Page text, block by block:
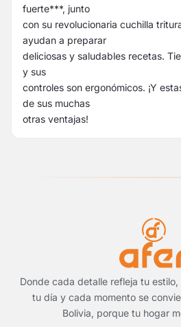
fuerte***, junto
con su revolucionaria cuchilla
ayudan a preparar
deliciosas y saludables recetas.
y sus
controles son ergonómicos. ¡Y
de sus muchas
otras ventajas!
Donde cada detalle refleja tu
tu día y cada momento se
Bolivia, porque tu hogar